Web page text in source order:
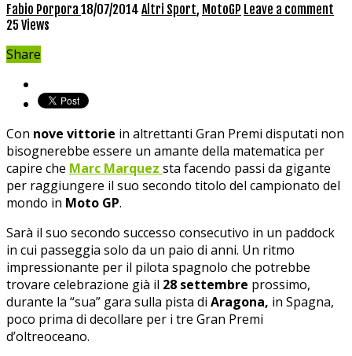
Fabio Porpora 18/07/2014 Altri Sport, MotoGP Leave a comment
25 Views
Share
Con nove vittorie in altrettanti Gran Premi disputati non
bisognerebbe essere un amante della matematica per
capire che Marc Marquez sta facendo passi da gigante
per raggiungere il suo secondo titolo del campionato del
mondo in Moto GP.
Sarà il suo secondo successo consecutivo in un paddock
in cui passeggia solo da un paio di anni. Un ritmo
impressionante per il pilota spagnolo che potrebbe
trovare celebrazione già il 28 settembre prossimo,
durante la “sua” gara sulla pista di Aragona, in Spagna,
poco prima di decollare per i tre Gran Premi
d’oltreoceano.